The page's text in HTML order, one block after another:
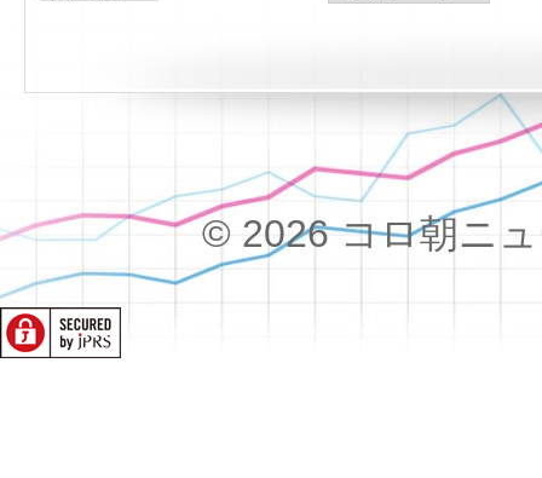
© 2026 コロ朝ニ